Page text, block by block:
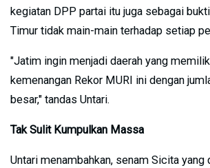
kegiatan DPP partai itu juga sebagai
Timur tidak main-main terhadap setiap
"Jatim ingin menjadi daerah yang
kemenangan Rekor MURI ini dengan
besar," tandas Untari.
Tak Sulit Kumpulkan Massa
Untari menambahkan, senam Sicita yang